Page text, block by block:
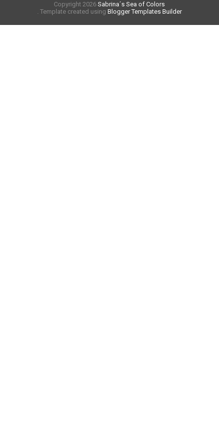
Copyright2026 Sabrina´s Sea of Colors
. Template created using Blogger Templates Builder